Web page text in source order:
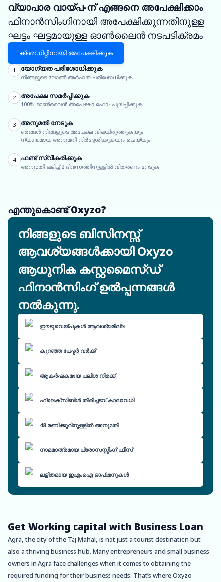
വ്യാപാര വായ്പ-ന് എങ്ങനെ അപേക്ഷിക്കാം
ഫിനാൻസിംഗിനായി അപേക്ഷിക്കുന്നതിനുള്ള
ഘട്ടം ഘട്ടമായുള്ള ഓൺലൈൻ നടപടിക്രമം
ക്രെഡിറ്റിനായി അപേക്ഷിക്കുക
1 യോഗ്യത പരിശോധിക്കുക
നിങ്ങളുടെ ലോൺ അർഹത പരിശോധിക്കുക
2 അപേക്ഷ സമർപ്പിക്കുക
100% ഓൺലൈൻ അപേക്ഷാ ഫോം പൂരിപ്പിക്കുക
3 അനുമതി നേടുക
ഞങ്ങൾ നിങ്ങളുടെ അപേക്ഷ വിലയിരുത്തുകയും
ന്യായമായ അനുമതി നിർദ്ദേശിക്കുകയും ചെയ്യും
4 ഫണ്ട് സ്വീകരിക്കുക
അനുമതി ലഭിച്ച് 2 ദിവസത്തിനുള്ളിൽ വിതരണം നേടുക
എന്തുകൊണ്ട് Oxyzo?
നിങ്ങളുടെ ബിസിനസ്സ്
ആവശ്യങ്ങൾക്കായി Oxyzo
ആധുനിക കസ്റ്റമൈസ്ഡ്
ഫിനാൻസിംഗ് ഉൽപ്പന്നങ്ങൾ
നൽകുന്നു.
ഈടുവെയ്പുകൾ ആവശ്യമില്ല
കുറഞ്ഞ പേപ്പർ വർക്ക്
ആകർഷകമായ പലിശ നിരക്ക്
ഫ്ലെക്സിബിൾ തിരിച്ചടവ് കാലാവധി
48 മണിക്കൂറിനുള്ളിൽ അനുമതി
നാമമാത്രമായ പ്രോസസ്സിംഗ് ഫീസ്
ലളിതമായ ഇഎംഐ ഓപ്ഷനുകൾ
Get Working capital with Business Loan
Agra, the city of the Taj Mahal, is not just a tourist destination but
also a thriving business hub. Many entrepreneurs and small business
owners in Agra face challenges when it comes to obtaining the
required funding for their business needs. That’s where Oxyzo